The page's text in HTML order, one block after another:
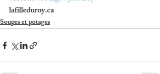
lafilleduroy.ca
Soupes et potages